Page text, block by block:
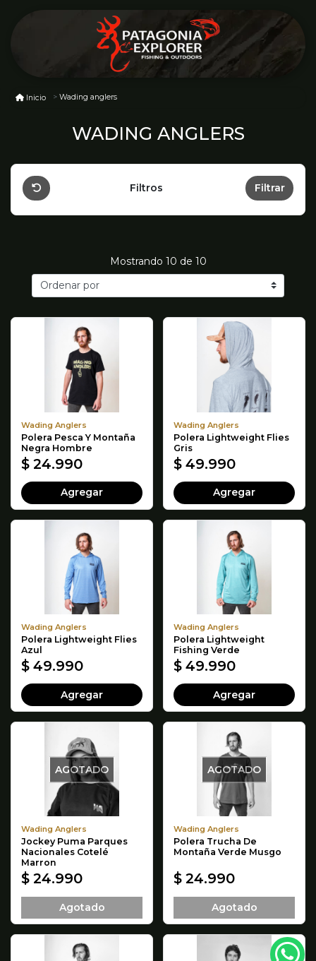
Inicio Wading anglers
WADING ANGLERS
Filtros Filtrar
Mostrando 10 de 10
Wading Anglers
Polera Pesca Y Montaña
Negra Hombre
$ 24.990
Agregar
Wading Anglers
Polera Lightweight Flies
Gris
$ 49.990
Agregar
Wading Anglers
Polera Lightweight Flies
Azul
$ 49.990
Agregar
Wading Anglers
Polera Lightweight
Fishing Verde
$ 49.990
Agregar
AGOTADO
Wading Anglers
Jockey Puma Parques
Nacionales Cotelé
Marron
$ 24.990
Agotado
AGOTADO
Wading Anglers
Polera Trucha De
Montaña Verde Musgo
$ 24.990
Agotado